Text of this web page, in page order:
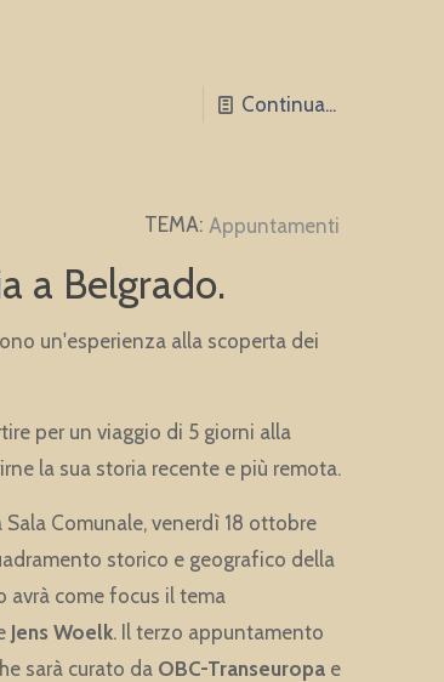
Continua...
Appuntamenti
a Belgrado.
un'esperienza alla scoperta dei
per un viaggio di 5 giorni alla
la sua storia recente e più remota.
Comunale, venerdì 18 ottobre
storico e geografico della
avrà come focus il tema
Jens Woelk. Il terzo appuntamento
sarà curato da OBC-Transeuropae